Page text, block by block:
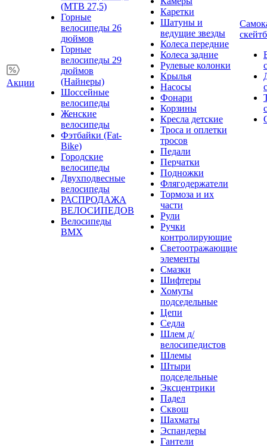
Акции
(MTB 27,5)
Горные
велосипеды 26
дюймов
Горные
велосипеды 29
дюймов
(Найнеры)
Шоссейные
велосипеды
Женские
велосипеды
Фэтбайки (Fat-
Bike)
Городские
велосипеды
Двухподвесные
велосипеды
РАСПРОДАЖА
ВЕЛОСИПЕДОВ
Велосипеды
BMX
Каретки
Шатуны и
ведущие звезды
Колеса передние
Колеса задние
Рулевые колонки
Крылья
Насосы
Фонари
Корзины
Кресла детские
Троса и оплетки
тросов
Педали
Перчатки
Подножки
Флягодержатели
Тормоза и их
части
Рули
Ручки
контролирующие
Светоотражающие
элементы
Смазки
Шифтеры
Хомуты
подседельные
Цепи
Седла
Шлем д/
велосипедистов
Шлемы
Штыри
подседельные
Эксцентрики
Падел
Сквош
Шахматы
Эспандеры
Гантели